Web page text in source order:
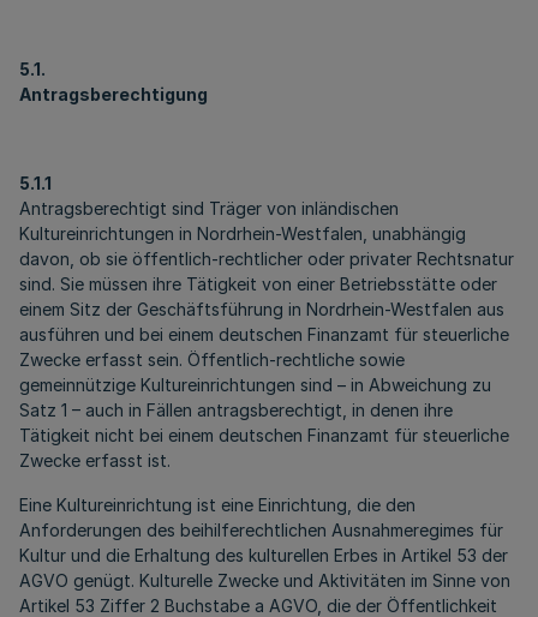
5.1.
Antragsberechtigung
5.1.1
Antragsberechtigt sind Träger von inländischen
Kultureinrichtungen in Nordrhein-Westfalen, unabhängig
davon, ob sie öffentlich-rechtlicher oder privater Rechtsnatur
sind. Sie müssen ihre Tätigkeit von einer Betriebsstätte oder
einem Sitz der Geschäftsführung in Nordrhein-Westfalen aus
ausführen und bei einem deutschen Finanzamt für steuerliche
Zwecke erfasst sein. Öffentlich-rechtliche sowie
gemeinnützige Kultureinrichtungen sind – in Abweichung zu
Satz 1 – auch in Fällen antragsberechtigt, in denen ihre
Tätigkeit nicht bei einem deutschen Finanzamt für steuerliche
Zwecke erfasst ist.
Eine Kultureinrichtung ist eine Einrichtung, die den
Anforderungen des beihilferechtlichen Ausnahmeregimes für
Kultur und die Erhaltung des kulturellen Erbes in Artikel 53 der
AGVO genügt. Kulturelle Zwecke und Aktivitäten im Sinne von
Artikel 53 Ziffer 2 Buchstabe a AGVO, die der Öffentlichkeit